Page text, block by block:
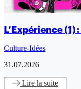
L’Expérience (1)
Culture-Idées
31.07.2026
Lire la suite